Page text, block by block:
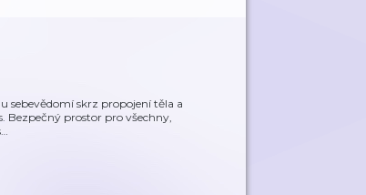
sebevědomí skrz propojení těla a
Bezpečný prostor pro všechny,
…